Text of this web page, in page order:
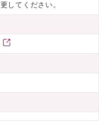
してください。